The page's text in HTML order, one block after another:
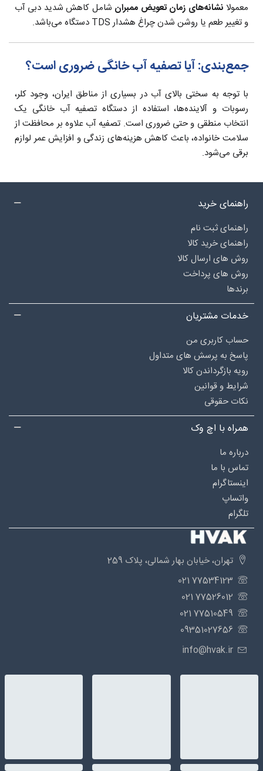
معمولا نشانه‌های زمان تعویض ممبران شامل کاهش شدید دبی آب
و تغییر طعم یا روشن شدن چراغ هشدار TDS دستگاه می‌باشد.
جمع‌بندی: آیا تصفیه آب خانگی ضروری است؟
با توجه به سختی بالای آب در بسیاری از مناطق ایران، وجود کلر،
رسوبات و آلاینده‌ها، استفاده از دستگاه تصفیه آب خانگی یک
انتخاب منطقی و حتی ضروری است. تصفیه آب علاوه بر محافظت از
سلامت خانواده، باعث کاهش هزینه‌های زندگی و افزایش عمر لوازم
برقی می‌شود.
راهنمای خرید
راهنمای ثبت نام
راهنمای خرید کالا
روش های ارسال کالا
روش های پرداخت
برندها
خدمات مشتریان
حساب کاربری من
پاسخ به پرسش های متداول
رویه بازگرداندن کالا
شرایط و قوانین
نکات حقوقی
همراه با اچ وک
درباره‌ ما
تماس با ما
اینستاگرام
واتساپ
تلگرام
تهران، خیابان بهار شمالی، پلاک 259
77534123 021
77526012 021
77510549 021
09351027656
info@hvak.ir